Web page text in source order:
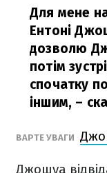
Для мене
Ентоні
дозволю
потім
спочатку
іншим, –
ВАРТЕ УВАГИ
Джошуа